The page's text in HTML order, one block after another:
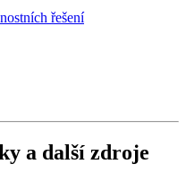
řešení
a další zdroje